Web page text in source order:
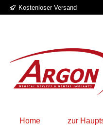
Hauptinhalt springen
Zur Suche springen
Zur Hauptnavigation
Kostenloser Versand
Home zur